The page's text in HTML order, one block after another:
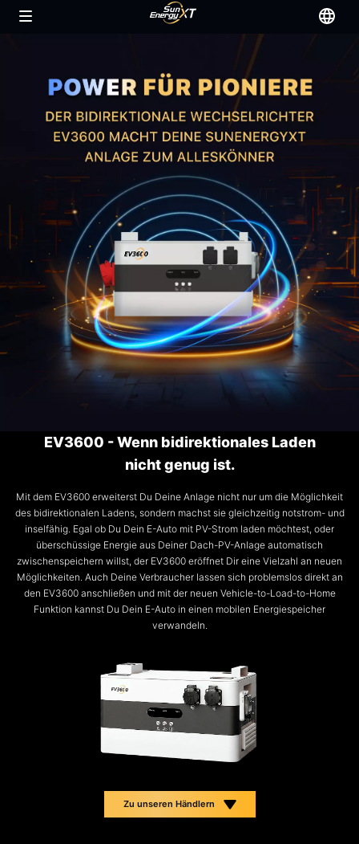
EV3600 - Wenn bidirektionales Laden
nicht genug ist.
Mit dem EV3600 erweiterst Du Deine Anlage nicht nur um die Möglichkeit
des bidirektionalen Ladens, sondern machst sie gleichzeitig notstrom- und
inselfähig. Egal ob Du Dein E-Auto mit PV-Strom laden möchtest, oder
überschüssige Energie aus Deiner Dach-PV-Anlage automatisch
zwischenspeichern willst, der EV3600 eröffnet Dir eine Vielzahl an neuen
Möglichkeiten. Auch Deine Verbraucher lassen sich problemslos direkt an
den EV3600 anschließen und mit der neuen Vehicle-to-Load-to-Home
Funktion kannst Du Dein E-Auto in einen mobilen Energiespeicher
verwandeln.
Zu unseren Händlern